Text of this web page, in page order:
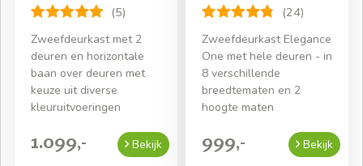
(5)
Zweefdeurkast met 2
deuren en horizontale
baan over deuren met
keuze uit diverse
kleuruitvoeringen
1.099,- Bekijk
(24)
Zweefdeurkast Elegance
One met hele deuren - in
8 verschillende
breedtematen en 2
hoogte maten
999,- Bekijk